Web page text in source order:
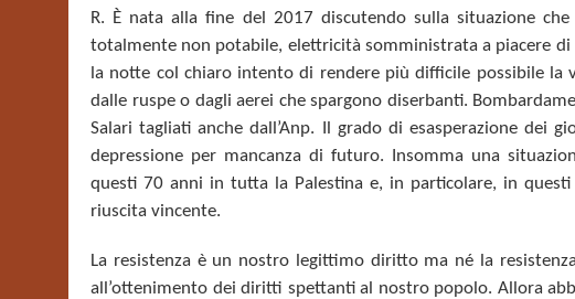
R. È nata alla fine del 2017 discutendo sulla situazione
totalmente non potabile, elettricità somministrata a piacere
la notte col chiaro intento di rendere più difficile possibile
dalle ruspe o dagli aerei che spargono diserbanti.
Salari tagliati anche dall’Anp. Il grado di esasperazione dei
depressione per mancanza di futuro. Insomma una
questi 70 anni in tutta la Palestina e, in particolare, in
riuscita vincente.
La resistenza è un nostro legittimo diritto ma né la
all’ottenimento dei diritti spettanti al nostro popolo. Allora